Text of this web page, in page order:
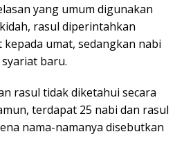
yang umum digunakan
rasul diperintahkan
umat, sedangkan nabi
baru.
rasul tidak diketahui secara
terdapat 25 nabi dan rasul
nama-namanya disebutkan